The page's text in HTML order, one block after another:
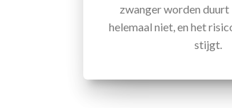
zwanger worden
helemaal niet, en het
stijgt.